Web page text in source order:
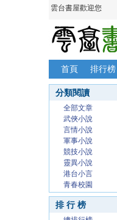
雲台書屋歡迎您
首頁 排行榜
分類閱讀
全部文章
武俠小說
言情小說
軍事小說
競技小說
靈異小說
港台小言
青春校園
排 行 榜